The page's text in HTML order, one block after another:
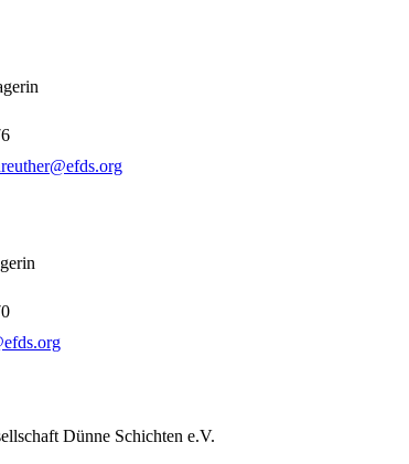
Dünne Schichten e.V.